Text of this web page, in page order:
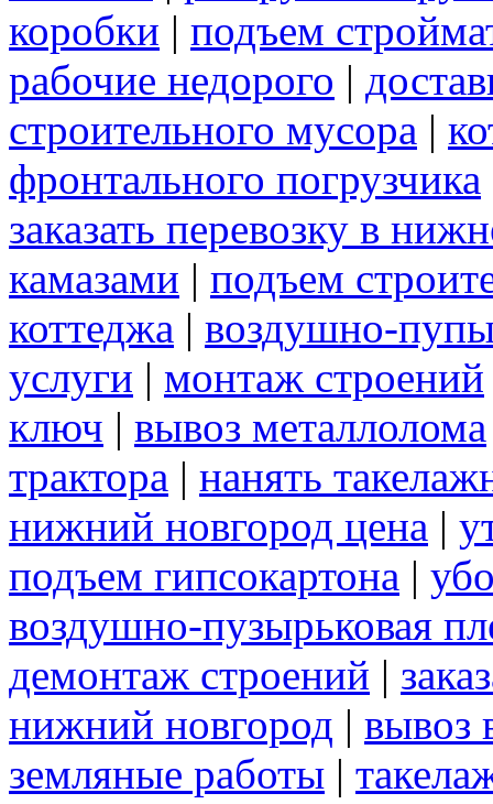
коробки | подъем
рабочие недорого |
строительного мусора |
фронтального погрузчика
заказать перевозку в
камазами | подъем
коттеджа | воздушно-
услуги | монтаж строений
ключ | вывоз металлолома
трактора | нанять
нижний новгород цена |
подъем гипсокартона |
воздушно-пузырьковая
демонтаж строений |
нижний новгород | вывоз
земляные работы |